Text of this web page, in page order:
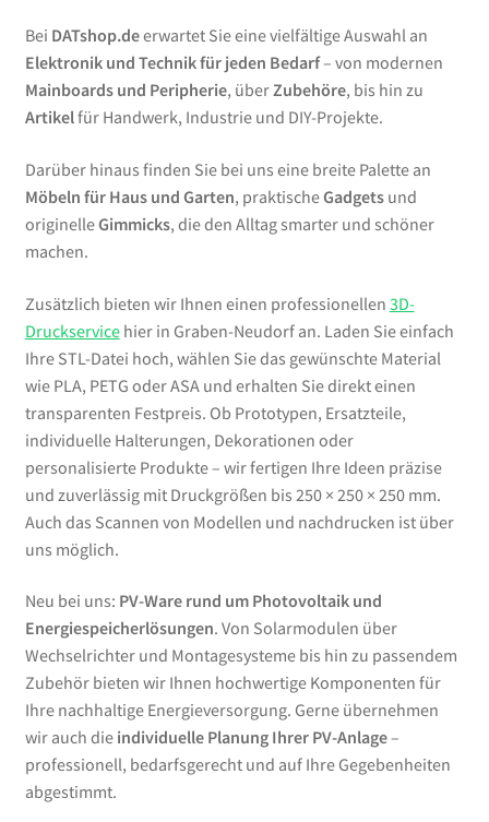
Bei DATshop.deerwartet Sie eine vielfältige Auswahl an
Elektronik und Technik für jeden Bedarf– von modernen
Mainboards und Peripherie, überZubehöre, bis hin zu
Artikelfür Handwerk, Industrie und DIY-Projekte.
Darüber hinaus finden Sie bei uns eine breite Palette an
Möbeln für Haus und Garten, praktischeGadgetsund
originelleGimmicks, die den Alltag smarter und schöner
machen.
Zusätzlich bieten wir Ihnen einen professionellen 3D-
Druckservicehier in Graben-Neudorf an. Laden Sie einfach
Ihre STL-Datei hoch, wählen Sie das gewünschte Material
wie PLA, PETG oder ASA und erhalten Sie direkt einen
transparenten Festpreis. Ob Prototypen, Ersatzteile,
individuelle Halterungen, Dekorationen oder
personalisierte Produkte – wir fertigen Ihre Ideen präzise
und zuverlässig mit Druckgrößen bis 250 × 250 × 250 mm.
Auch das Scannen von Modellen und nachdrucken ist über
uns möglich.
Neu bei uns: PV-Ware rund um Photovoltaik und
Energiespeicherlösungen. Von Solarmodulen über
Wechselrichter und Montagesysteme bis hin zu passendem
Zubehör bieten wir Ihnen hochwertige Komponenten für
Ihre nachhaltige Energieversorgung. Gerne übernehmen
wir auch die individuelle Planung Ihrer PV-Anlage–
professionell, bedarfsgerecht und auf Ihre Gegebenheiten
abgestimmt.